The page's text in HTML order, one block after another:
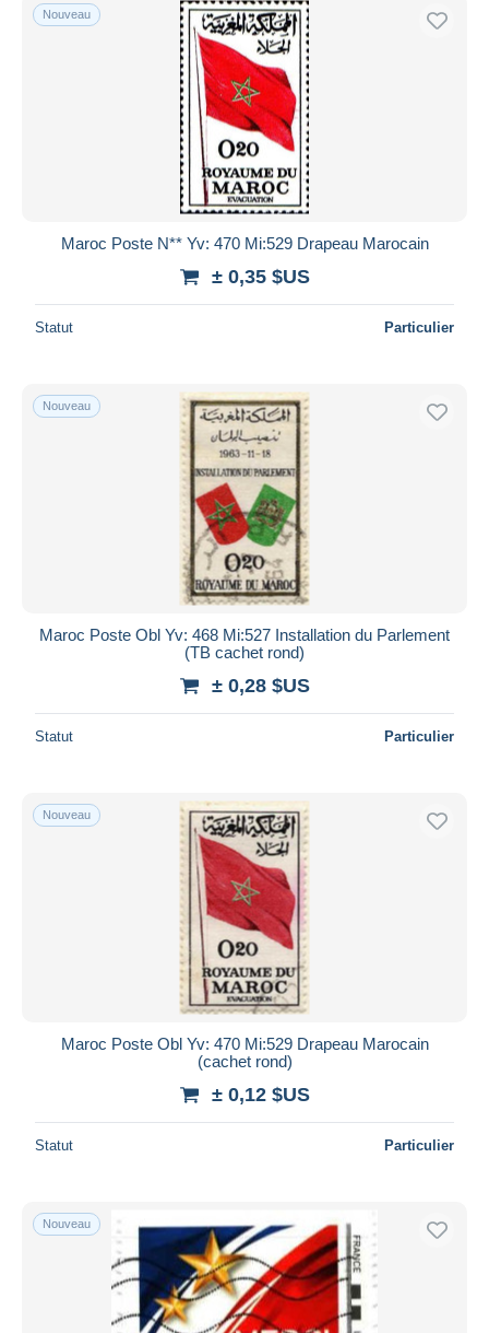
Nouveau
Maroc Poste N** Yv: 470 Mi:529 Drapeau Marocain
± 0,35 $US
Statut Particulier
Nouveau
Maroc Poste Obl Yv: 468 Mi:527 Installation du Parlement
(TB cachet rond)
± 0,28 $US
Statut Particulier
Nouveau
Maroc Poste Obl Yv: 470 Mi:529 Drapeau Marocain
(cachet rond)
± 0,12 $US
Statut Particulier
Nouveau